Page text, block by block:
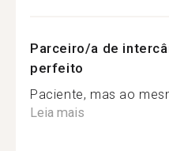
Parceiro/a de
perfeito
Paciente, mas ao
Leia mais